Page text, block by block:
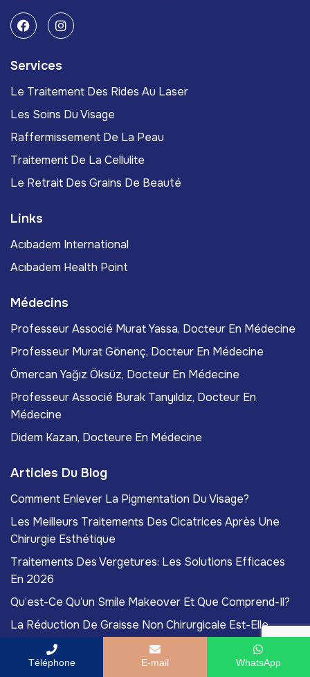
Services
Le Traitement Des Rides Au Laser
Les Soins Du Visage
Raffermissement De La Peau
Traitement De La Cellulite
Le Retrait Des Grains De Beauté
Links
Acıbadem International
Acıbadem Health Point
Médecins
Professeur Associé Murat Yassa, Docteur En Médecine
Professeur Murat Gönenç, Docteur En Médecine
Ömercan Yağız Öksüz, Docteur En Médecine
Professeur Associé Burak Tanyıldız, Docteur En
Médecine
Didem Kazan, Docteure En Médecine
Articles Du Blog
Comment Enlever La Pigmentation Du Visage?
Les Meilleurs Traitements Des Cicatrices Après Une
Chirurgie Esthétique
Traitements Des Vergetures: Les Solutions Efficaces
En 2026
Qu’est-Ce Qu’un Smile Makeover Et Que Comprend-Il?
La Réduction De Graisse Non Chirurgicale Est-Elle
Vraiment Efficace?
Téléphone E-mail WhatsApp